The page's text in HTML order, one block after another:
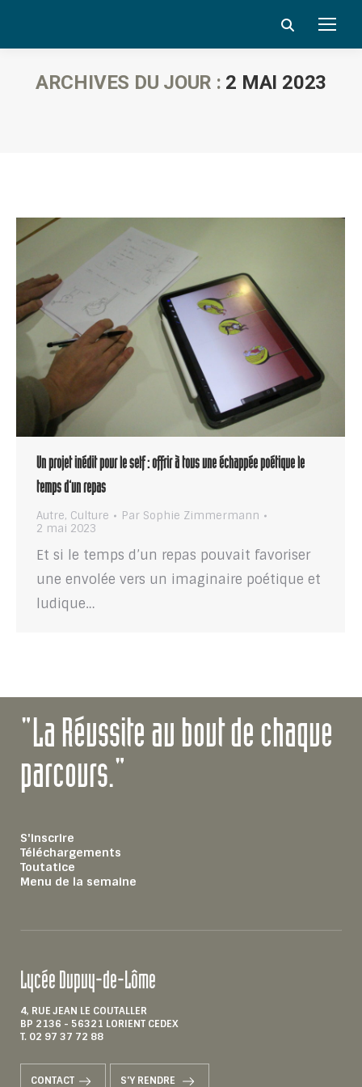
Search:
ARCHIVES DU JOUR : 2 MAI 2023
Un projet inédit pour le self : offrir à tous une échappée poétique le
temps d’un repas
Autre, Culture Par Sophie Zimmermann
2 mai 2023
Et si le temps d’un repas pouvait favoriser
une envolée vers un imaginaire poétique et
ludique…
"La Réussite au bout de chaque
parcours."
S'inscrire
Téléchargements
Toutatice
Menu de la semaine
Lycée Dupuy-de-Lôme
4, RUE JEAN LE COUTALLER
BP 2136 - 56321 LORIENT CEDEX
T. 02 97 37 72 88
CONTACT S'Y RENDRE